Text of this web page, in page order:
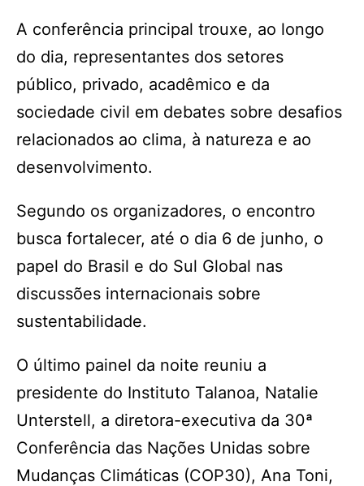
A conferência principal trouxe, ao longo
do dia, representantes dos setores
público, privado, acadêmico e da
sociedade civil em debates sobre desafios
relacionados ao clima, à natureza e ao
desenvolvimento.
Segundo os organizadores, o encontro
busca fortalecer, até o dia 6 de junho, o
papel do Brasil e do Sul Global nas
discussões internacionais sobre
sustentabilidade.
O último painel da noite reuniu a
presidente do Instituto Talanoa, Natalie
Unterstell, a diretora-executiva da 30ª
Conferência das Nações Unidas sobre
Mudanças Climáticas (COP30), Ana Toni,